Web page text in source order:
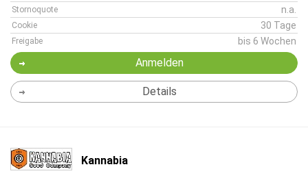
Stornoquote n.a.
Cookie 30 Tage
Freigabe bis 6 Wochen
Anmelden
Details
Kannabia